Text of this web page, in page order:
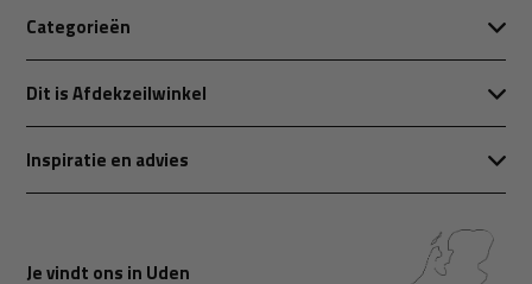
Categorieën
Dit is Afdekzeilwinkel
Inspiratie en advies
Je vindt ons in Uden